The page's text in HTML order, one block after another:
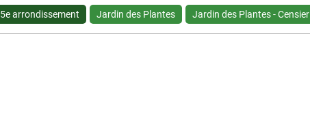
5e arrondissement Jardin des Plantes Jardin des Plantes - Censier